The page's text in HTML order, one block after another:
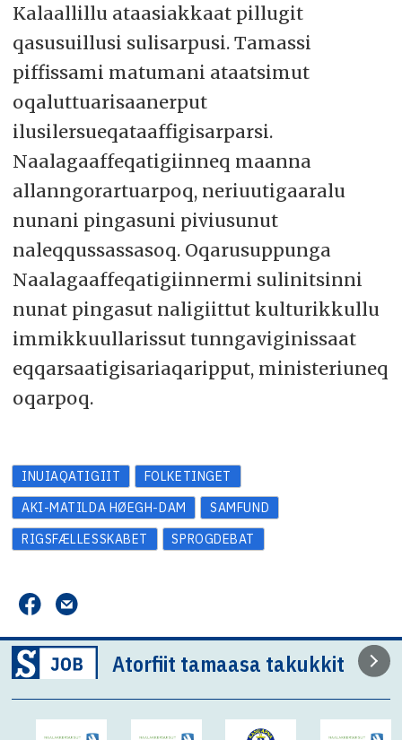
Kalaallillu ataasiakkaat pillugit
qasusuillusi sulisarpusi. Tamassi
piffissami matumani ataatsimut
oqaluttuarisaanerput
ilusilersueqataaffigisarparsi.
Naalagaaffeqatigiinneq maanna
allanngorartuarpoq, neriuutigaaralu
nunani pingasuni piviusunut
naleqqussassasoq. Oqarusuppunga
Naalagaaffeqatigiinnermi sulinitsinni
nunat pingasut naligiittut kulturikkullu
immikkuullarissut tunngaviginissaat
eqqarsaatigisariaqaripput, ministeriuneq
oqarpoq.
INUIAQATIGIIT
FOLKETINGET
AKI-MATILDA HØEGH-DAM
SAMFUND
RIGSFÆLLESSKABET
SPROGDEBAT
Atorfiit tamaasa takukkit